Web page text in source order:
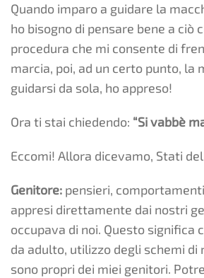
Quando imparo a guidare la
ho bisogno di pensare bene a ciò
procedura che mi consente di
marcia, poi, ad un certo punto, la
guidarsi da sola, ho appreso!
Ora ti stai chiedendo: “Si vabbè
Eccomi! Allora dicevamo, Stati
Genitore: pensieri,
appresi direttamente dai nostri
occupava di noi. Questo significa
da adulto, utilizzo degli schemi di
sono propri dei miei genitori.